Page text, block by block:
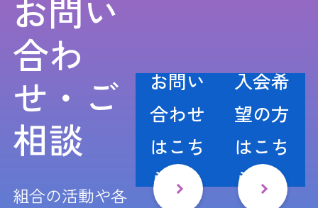
お問い
合わ
せ・ご
相談
組合の活動や各
お問い
合わせ
はこち
ら
入会希
望の方
はこち
ら